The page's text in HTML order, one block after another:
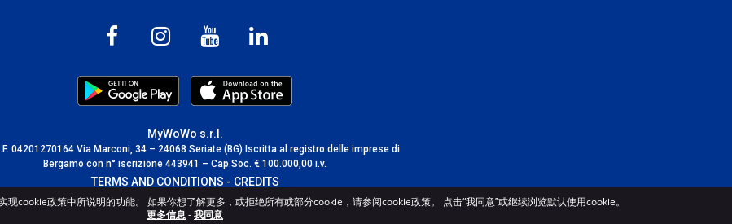
MyWoWo s.r.l.
04201270164 Via Marconi, 34 – 24068 Seriate (BG) Iscritta al registro delle imprese di
Bergamo con n° iscrizione 443941 – Cap.Soc. € 100.000,00 i.v.
TERMS AND CONDITIONS - CREDITS
cookie政策中所说明的功能。 如果你想了解更多，或拒绝所有或部分cookie，请参阅cookie政策。 点击“我同意”或继续浏览默认使用cookie。
更多信息-我同意